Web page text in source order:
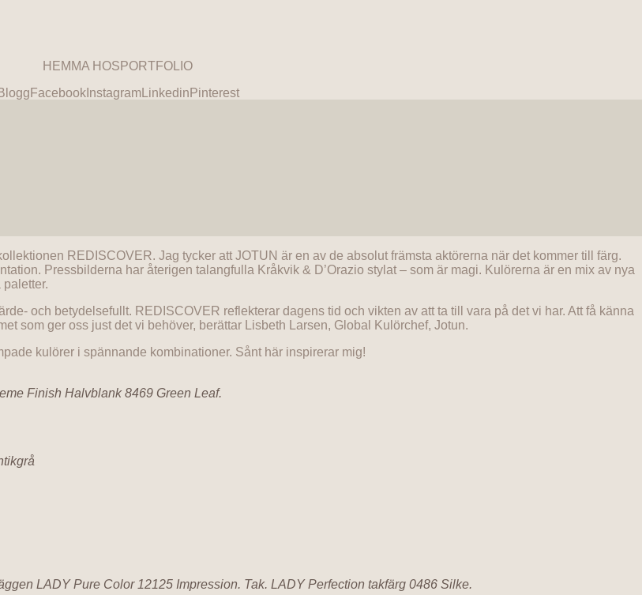
HEMMA HOS PORTFOLIO
Blogg FacebookInstagramLinkedin Pinterest
REDISCOVER. Jag tycker att JOTUN är en av de absolut främsta aktörerna när det kommer till färg.
Pressbilderna har återigen talangfulla Kråkvik & D’Orazio stylat – som är magi. Kulörerna är en mix av nya
och betydelsefullt. REDISCOVER reflekterar dagens tid och vikten av att ta till vara på det vi har. Att få känna
som ger oss just det vi behöver, berättar Lisbeth Larsen, Global Kulörchef, Jotun.
kulörer i spännande kombinationer. Sånt här inspirerar mig!
Finish Halvblank 8469 Green Leaf.
LADY Pure Color 12125 Impression. Tak. LADY Perfection takfärg 0486 Silke.